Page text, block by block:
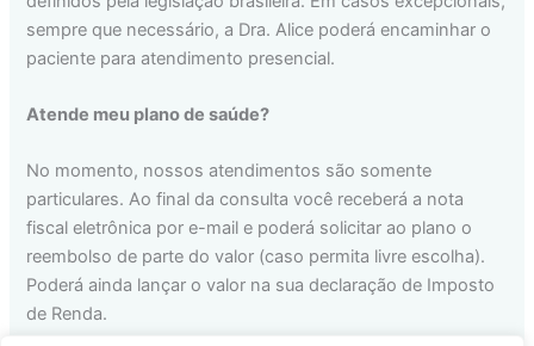
sempre que necessário, a Dra. Alice poderá encaminhar o
paciente para atendimento presencial.
Atende meu plano de saúde?
No momento, nossos atendimentos são somente
particulares. Ao final da consulta você receberá a nota
fiscal eletrônica por e-mail e poderá solicitar ao plano o
reembolso de parte do valor (caso permita livre escolha).
Poderá ainda lançar o valor na sua declaração de Imposto
de Renda.